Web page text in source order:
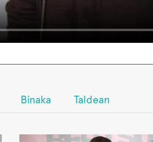
Binaka Taldean